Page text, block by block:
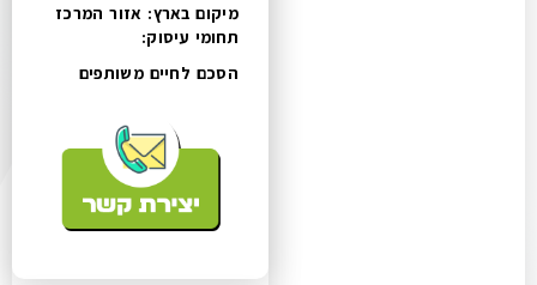
מיקום בארץ: אזור המרכז
תחומי עיסוק:
הסכם לחיים משותפים